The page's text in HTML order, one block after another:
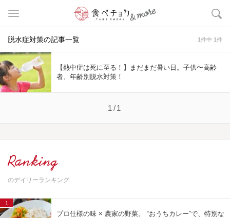
脱水症対策の記事一覧 1件中 1件
【熱中症は死に至る！】まだまだ暑い日。子供〜高齢
者、年齢別脱水対策！
1/1
Ranking
のデイリーランキング
プロ仕様の味 × 農家の野菜。 “おうちカレー”で、特別な
1